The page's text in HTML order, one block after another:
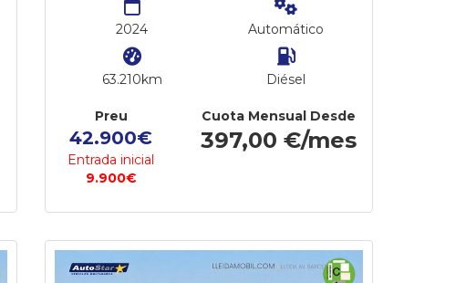
2024
63.210km
Automático
Diésel
Preu
42.900€
Entrada inicial
9.900€
Cuota Mensual Desde
397,00 €/mes